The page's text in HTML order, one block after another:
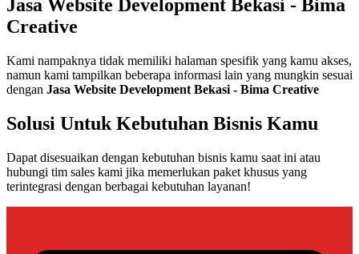
Jasa Website Development Bekasi - Bima
Creative
Kami nampaknya tidak memiliki halaman spesifik yang kamu akses,
namun kami tampilkan beberapa informasi lain yang mungkin sesuai
dengan Jasa Website Development Bekasi - Bima Creative
Solusi Untuk Kebutuhan Bisnis Kamu
Dapat disesuaikan dengan kebutuhan bisnis kamu saat ini atau
hubungi tim sales kami jika memerlukan paket khusus yang
terintegrasi dengan berbagai kebutuhan layanan!